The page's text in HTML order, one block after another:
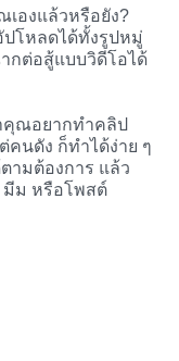
องแล้วหรือยัง?
โหลดได้ทั้งรูปหมู่
กต่อสู้แบบวิดีโอได้
คุณอยากทำคลิป
คนดัง ก็ทำได้ง่าย ๆ
ามต้องการ แล้ว
มีม หรือโพสต์